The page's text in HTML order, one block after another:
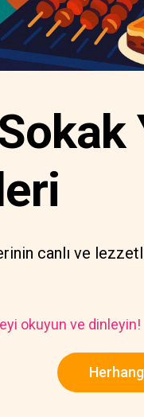
canlı ve
okuyun ve dinleyin!